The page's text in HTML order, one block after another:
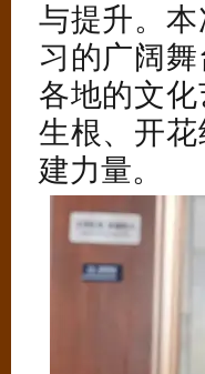
与提升。
习的广阔
各地的文
生根、开
建力量。